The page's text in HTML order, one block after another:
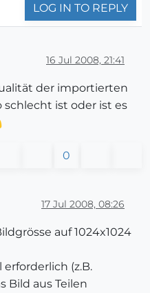
LOG IN TO REPLY
16 Jul 2008, 21:41
der importierten
schlecht ist oder ist es
0
17 Jul 2008, 08:26
auf 1024x1024
erforderlich (z.B.
Bild aus Teilen